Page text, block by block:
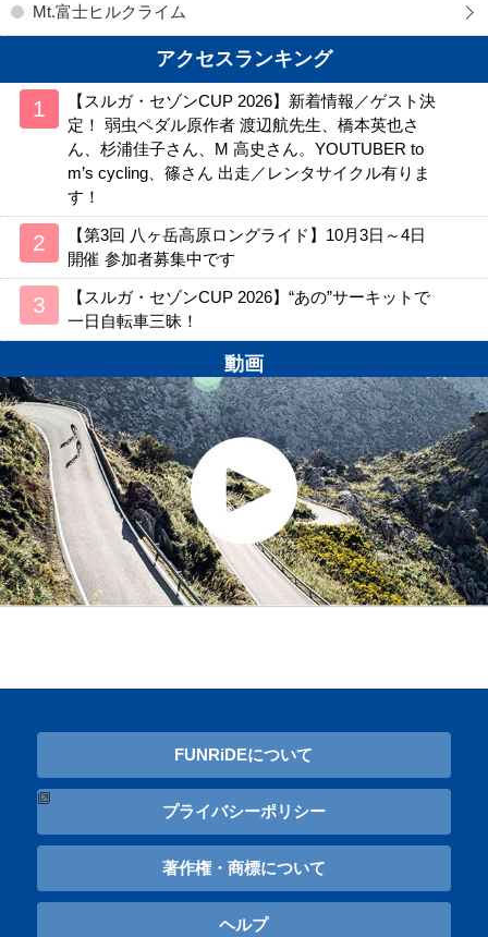
Mt.富士ヒルクライム
アクセスランキング
【スルガ・セゾンCUP 2026】新着情報／ゲスト決
定！ 弱虫ペダル原作者 渡辺航先生、橋本英也さ
ん、杉浦佳子さん、M 高史さん。YOUTUBER to
m’s cycling、篠さん 出走／レンタサイクル有りま
す！
【第3回 八ヶ岳高原ロングライド】10月3日～4日
開催 参加者募集中です
【スルガ・セゾンCUP 2026】“あの”サーキットで
一日自転車三昧！
動画
FUNRiDEについて
プライバシーポリシー
著作権・商標について
ヘルプ